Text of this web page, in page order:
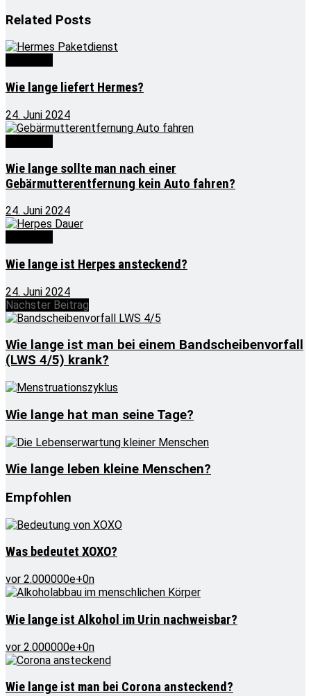
Related Posts
Wie lange liefert Hermes?
24. Juni 2024
Wie lange sollte man nach einer
Gebärmutterentfernung kein Auto fahren?
24. Juni 2024
Wie lange ist Herpes ansteckend?
24. Juni 2024
Nächster Beitrag
Wie lange ist man bei einem Bandscheibenvorfall
(LWS 4/5) krank?
Wie lange hat man seine Tage?
Wie lange leben kleine Menschen?
Empfohlen
Was bedeutet XOXO?
vor 2.000000e+0n
Wie lange ist Alkohol im Urin nachweisbar?
vor 2.000000e+0n
Wie lange ist man bei Corona ansteckend?